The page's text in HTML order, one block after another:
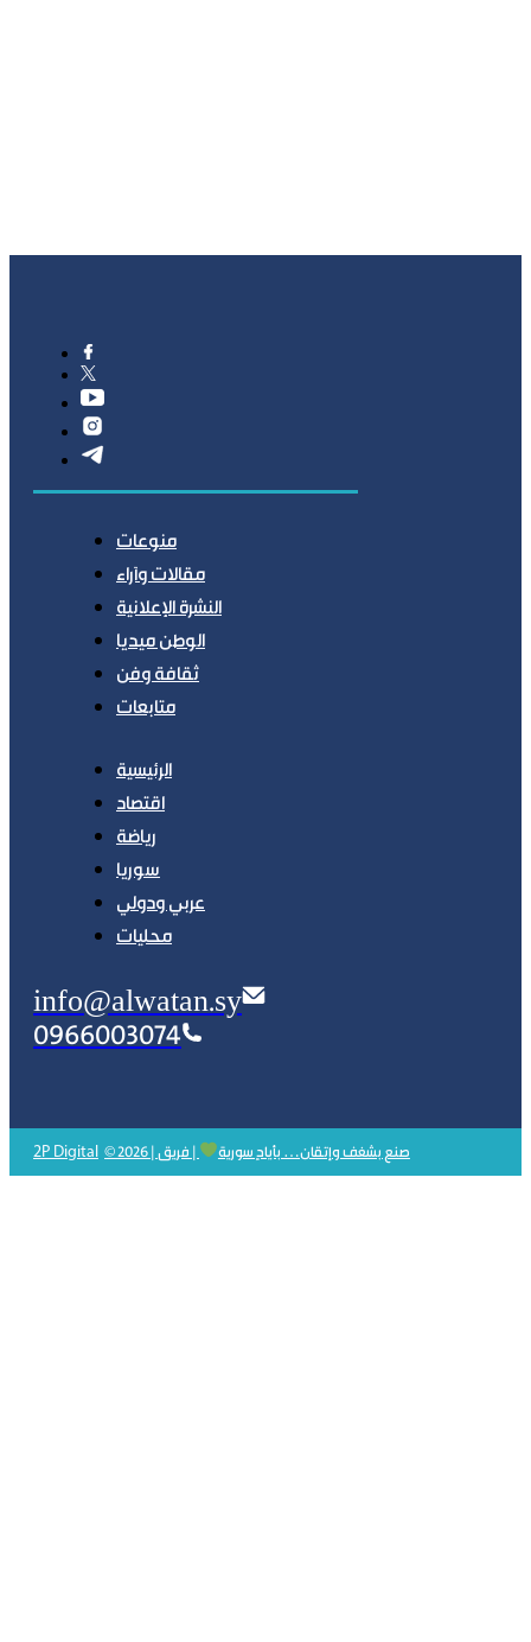
منوعات
مقالات وآراء
النشرة الإعلانية
الوطن ميديا
ثقافة وفن
متابعات
الرئيسية
اقتصاد
رياضة
سوريا
عربي ودولي
محليات
info@alwatan.sy
0966003074
2P Digital © 2026 | صنع بشغف وإتقان… بأيادٍ سورية | فريق